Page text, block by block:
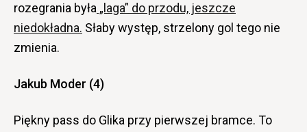
rozegrania była „laga” do przodu, jeszcze
niedokładna. Słaby występ, strzelony gol tego nie
zmienia.
Jakub Moder (4)
Piękny pass do Glika przy pierwszej bramce. To